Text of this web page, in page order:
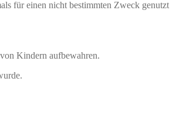
für einen nicht bestimmten Zweck genutzt
Kindern aufbewahren.